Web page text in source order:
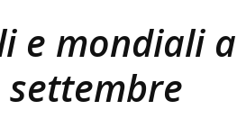
e mondiali a